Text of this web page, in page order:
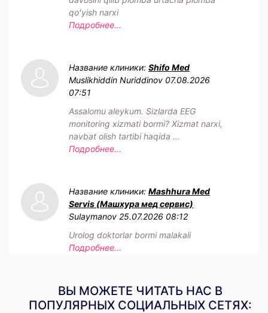
qoʻyish narxi
Подробнее...
Название клиники: Shifo Med
Muslikhiddin Nuriddinov 07.08.2026
07:51
Assalomu aleykum. Sizlarda EEG
monitoring xizmati bormi? Xizmat narxi,
navbat olish tartibi haqida ...
Подробнее...
Название клиники: Mashhura Med
Servis (Машхура мед сервис)
Sulaymanov 25.07.2026 08:12
Urolog doktorlar bormi malakali
Подробнее...
ВЫ МОЖЕТЕ ЧИТАТЬ НАС В
ПОПУЛЯРНЫХ СОЦИАЛЬНЫХ СЕТЯХ: